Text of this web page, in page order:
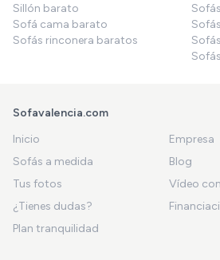
Sillón barato
Sofá cama barato
Sofás rinconera baratos
Sofavalencia.com
Inicio
Empresa
Sofás a medida
Blog
Tus fotos
Vídeo
¿Tienes dudas?
Plan tranquilidad